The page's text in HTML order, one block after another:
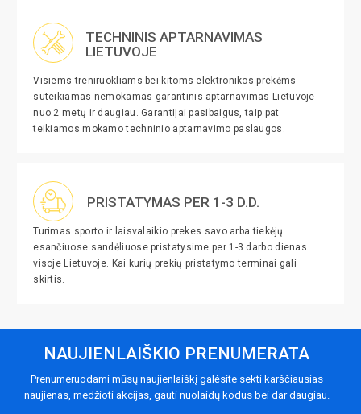
TECHNINIS APTARNAVIMAS
LIETUVOJE
Visiems treniruokliams bei kitoms elektronikos prekėms
suteikiamas nemokamas garantinis aptarnavimas Lietuvoje
nuo 2 metų ir daugiau. Garantijai pasibaigus, taip pat
teikiamos mokamo techninio aptarnavimo paslaugos.
PRISTATYMAS PER 1-3 D.D.
Turimas sporto ir laisvalaikio prekes savo arba tiekėjų
esančiuose sandėliuose pristatysime per 1-3 darbo dienas
visoje Lietuvoje. Kai kurių prekių pristatymo terminai gali
skirtis.
NAUJIENLAIŠKIO PRENUMERATA
Prenumeruodami mūsų naujienlaiškį galėsite sekti karščiausias
naujienas, medžioti akcijas, gauti nuolaidų kodus bei dar daugiau.